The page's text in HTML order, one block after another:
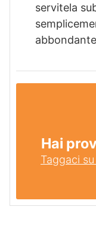
servitela
Hai
Taggaci